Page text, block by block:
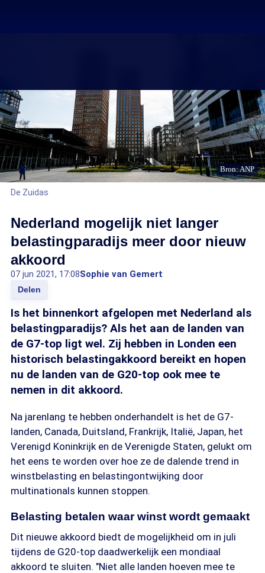
Bron: ANP
De Zuidas
Nederland mogelijk niet langer
belastingparadijs meer door nieuw
akkoord
07 jun 2021, 17:08Sophie van Gemert
Delen
Is het binnenkort afgelopen met Nederland als
belastingparadijs? Als het aan de landen van
de G7-top ligt wel. Zij hebben in Londen een
historisch belastingakkoord bereikt en hopen
nu de landen van de G20-top ook mee te
nemen in dit akkoord.
Na jarenlang te hebben onderhandelt is het de G7-
landen, Canada, Duitsland, Frankrijk, Italië, Japan, het
Verenigd Koninkrijk en de Verenigde Staten, gelukt om
het eens te worden over hoe ze de dalende trend in
winstbelasting en belastingontwijking door
multinationals kunnen stoppen.
Belasting betalen waar winst wordt gemaakt
Dit nieuwe akkoord biedt de mogelijkheid om in juli
tijdens de G20-top daadwerkelijk een mondiaal
akkoord te sluiten. "Niet alle landen hoeven mee te